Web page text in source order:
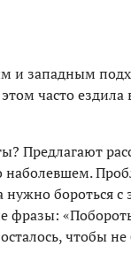
и западным
часто
Предлагают
наболевшем.
нужно бороться
чтобы